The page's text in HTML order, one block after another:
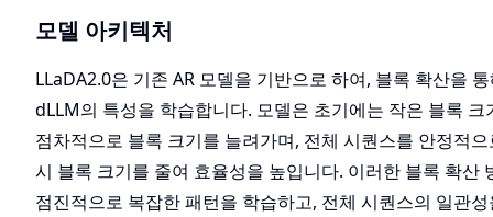
모델 아키텍처
LLaDA2.0은 기존 AR 모델을 기반으로 하여, 블록 확산을
dLLM의 특성을 학습합니다. 모델은 초기에는 작은 블록 크
점차적으로 블록 크기를 늘려가며, 전체 시퀀스를 안정적
시 블록 크기를 줄여 효율성을 높입니다. 이러한 블록 확산
점진적으로 복잡한 패턴을 학습하고, 전체 시퀀스의 일관